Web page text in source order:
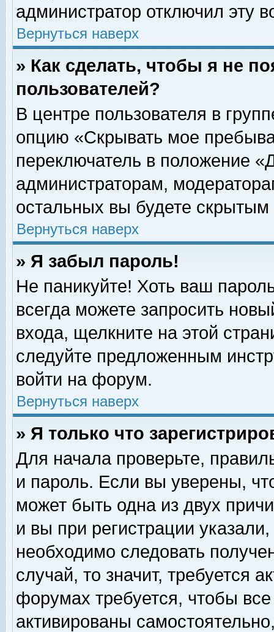
администратор отключил эту
Вернуться наверх
» Как сделать, чтобы я не
пользователей?
В центре пользователя в
опцию «Скрывать мое
переключатель в положение
администраторам,
остальных вы будете скрытым
Вернуться наверх
» Я забыл пароль!
Не паникуйте! Хоть ваш
всегда можете запросить
входа, щелкните на этой
следуйте предложенным
войти на форум.
Вернуться наверх
» Я только что
Для начала проверьте,
и пароль. Если вы уверены,
может быть одна из двух
и вы при регистрации
необходимо следовать
случай, то значит, требуется
форумах требуется, чтобы
активированы